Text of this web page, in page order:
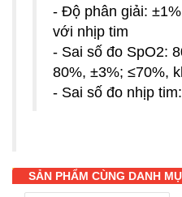
- Độ phân giải:
với nhịp tim
- Sai số đo SpO2:
80%, ±3%; ≤70%,
- Sai số đo nhịp
SẢN PHẨM CÙNG DANH